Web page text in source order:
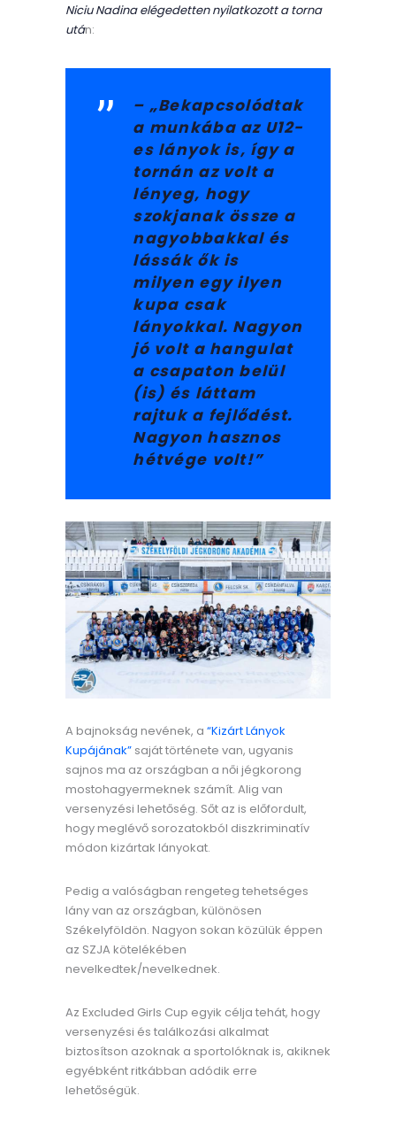
Niciu Nadina elégedetten nyilatkozott a torna
után:
– „Bekapcsolódtak
a munkába az U12-
es lányok is, így a
tornán az volt a
lényeg, hogy
szokjanak össze a
nagyobbakkal és
lássák ők is
milyen egy ilyen
kupa csak
lányokkal. Nagyon
jó volt a hangulat
a csapaton belül
(is) és láttam
rajtuk a fejlődést.
Nagyon hasznos
hétvége volt!”
A bajnokság nevének, a “Kizárt Lányok
Kupájának” saját története van, ugyanis
sajnos ma az országban a női jégkorong
mostohagyermeknek számít. Alig van
versenyzési lehetőség. Sőt az is előfordult,
hogy meglévő sorozatokból diszkriminatív
módon kizártak lányokat.
Pedig a valóságban rengeteg tehetséges
lány van az országban, különösen
Székelyföldön. Nagyon sokan közülük éppen
az SZJA kötelékében
nevelkedtek/nevelkednek.
Az Excluded Girls Cup egyik célja tehát, hogy
versenyzési és találkozási alkalmat
biztosítson azoknak a sportolóknak is, akiknek
egyébként ritkábban adódik erre
lehetőségük.